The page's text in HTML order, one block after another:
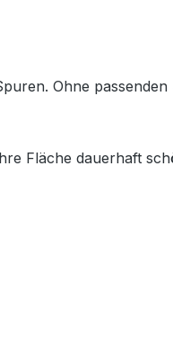
Ohne
Fläche dauerhaft